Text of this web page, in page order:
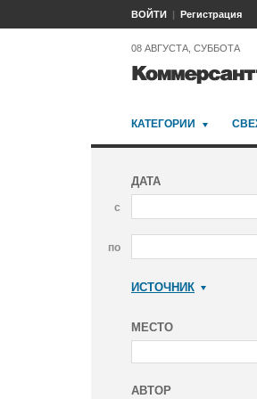
ВОЙТИ Регистрация
08 АВГУСТА, СУББОТА
КАТЕГОРИИ
ДАТА
с
по
ИСТОЧНИК
МЕСТО
АВТОР